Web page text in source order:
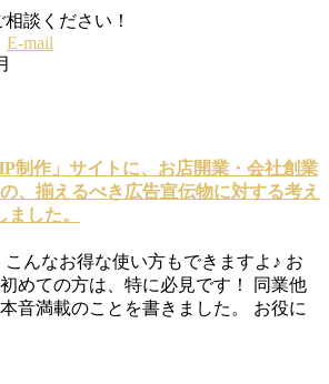
談ください！
E-mail
制作」サイトに、お店開業・会社創業
、揃えるべき広告宣伝物に対する考え
した。
こんなお得な使い方もできますよ♪ お
めての方は、特に必見です！ 同業他
音満載のことを書きました。 お役に